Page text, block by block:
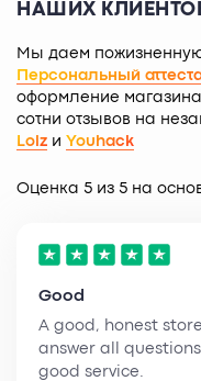
НАШИХ
Мы даем
Персональный
оформление магазина
сотни отзывов на
Lolz и Youhack
Оценка 5 из 5 на
Good
A good, honest
answer all
good service.